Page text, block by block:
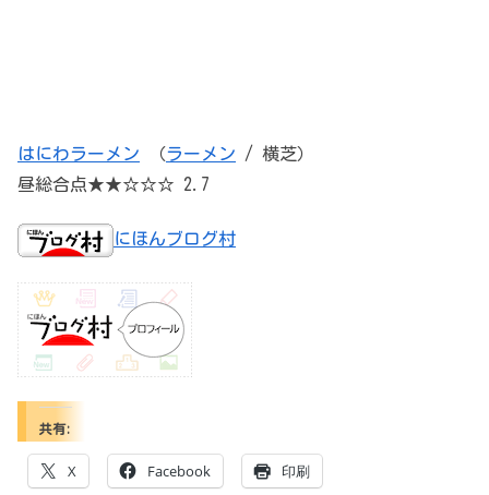
はにわラーメン （ラーメン / 横芝）
昼総合点★★☆☆☆ 2.7
にほんブログ村
共有:
X Facebook 印刷